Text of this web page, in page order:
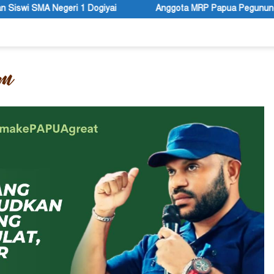
Anggota MRP Papua Pegunungan dan Forum Warga Papua